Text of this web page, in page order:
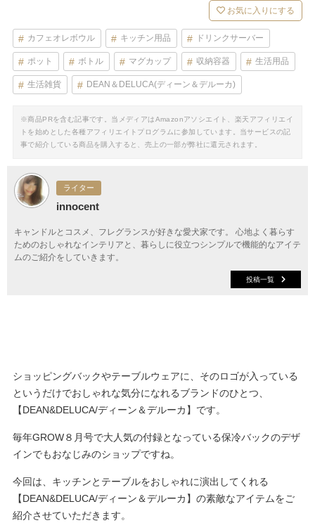
お気に入りにする
カフェオレボウル キッチン用品 ドリンクサーバー
ポット ボトル マグカップ 収納容器 生活用品
生活雑貨 DEAN＆DELUCA(ディーン＆デルーカ)
※商品PRを含む記事です。当メディアはAmazonアソシエイト、楽天アフィリエイ
トを始めとした各種アフィリエイトプログラムに参加しています。当サービスの記
事で紹介している商品を購入すると、売上の一部が弊社に還元されます。
ライター
innocent
キャンドルとコスメ、フレグランスが好きな愛犬家です。 心地よく暮らす
ためのおしゃれなインテリアと、暮らしに役立つシンプルで機能的なアイテ
ムのご紹介をしていきます。
投稿一覧
ショッピングバックやテーブルウェアに、そのロゴが入っている
というだけでおしゃれな気分になれるブランドのひとつ、
【DEAN&DELUCA/ディーン＆デルーカ】です。
毎年GROW８月号で大人気の付録となっている保冷バックのデザ
インでもおなじみのショップですね。
今回は、キッチンとテーブルをおしゃれに演出してくれる
【DEAN&DELUCA/ディーン＆デルーカ】の素敵なアイテムをご
紹介させていただきます。